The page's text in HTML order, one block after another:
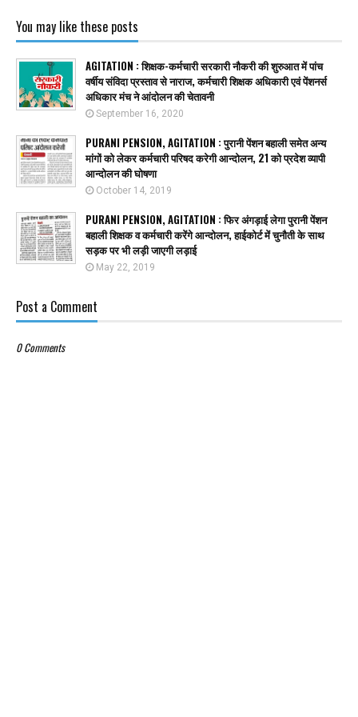
You may like these posts
AGITATION : शिक्षक-कर्मचारी सरकारी नौकरी की शुरुआत में पांच
वर्षीय संविदा प्रस्ताव से नाराज, कर्मचारी शिक्षक अधिकारी एवं पेंशनर्स
अधिकार मंच ने आंदोलन की चेतावनी
September 16, 2020
PURANI PENSION, AGITATION : पुरानी पेंशन बहाली समेत अन्य
मांगों को लेकर कर्मचारी परिषद करेगी आन्दोलन, 21 को प्रदेश व्यापी
आन्दोलन की घोषणा
October 14, 2019
PURANI PENSION, AGITATION : फिर अंगड़ाई लेगा पुरानी पेंशन
बहाली शिक्षक व कर्मचारी करेंगे आन्दोलन, हाईकोर्ट में चुनौती के साथ
सड़क पर भी लड़ी जाएगी लड़ाई
May 22, 2019
Post a Comment
0 Comments